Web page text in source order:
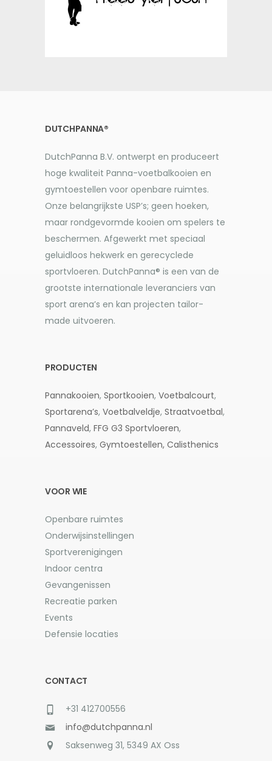
DUTCHPANNA®
DutchPanna B.V. ontwerpt en produceert
hoge kwaliteit Panna-voetbalkooien en
gymtoestellen voor openbare ruimtes.
Onze belangrijkste USP’s; geen hoeken,
maar rondgevormde kooien om spelers te
beschermen. Afgewerkt met speciaal
geluidloos hekwerk en gerecyclede
sportvloeren. DutchPanna® is een van de
grootste internationale leveranciers van
sport arena’s en kan projecten tailor-
made uitvoeren.
PRODUCTEN
Pannakooien, Sportkooien, Voetbalcourt,
Sportarena’s, Voetbalveldje, Straatvoetbal,
Pannaveld, FFG G3 Sportvloeren,
Accessoires, Gymtoestellen, Calisthenics
VOOR WIE
Openbare ruimtes
Onderwijsinstellingen
Sportverenigingen
Indoor centra
Gevangenissen
Recreatie parken
Events
Defensie locaties
CONTACT
+31 412700556
info@dutchpanna.nl
Saksenweg 31, 5349 AX Oss